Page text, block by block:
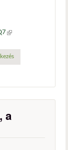
(külső
a